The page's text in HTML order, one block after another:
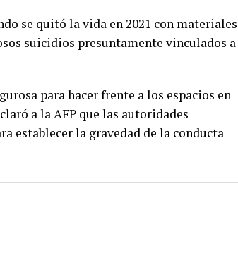
se quitó la vida en 2021 con materiales
suicidios presuntamente vinculados a
para hacer frente a los espacios en
a la AFP que las autoridades
establecer la gravedad de la conducta